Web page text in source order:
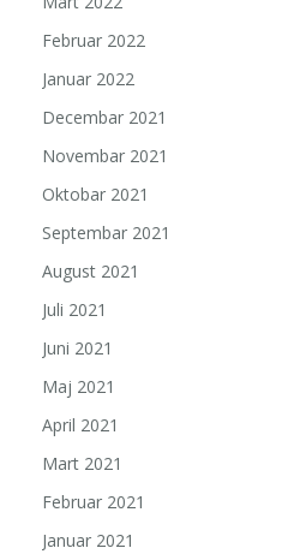
Februar 2022
Januar 2022
Decembar 2021
Novembar 2021
Oktobar 2021
Septembar 2021
August 2021
Juli 2021
Juni 2021
Maj 2021
April 2021
Mart 2021
Februar 2021
Januar 2021